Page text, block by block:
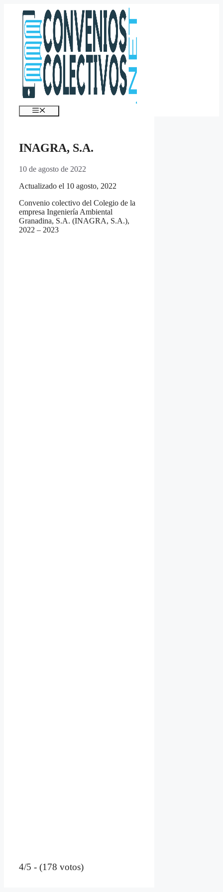
contenido
Menú
INAGRA, S.A.
10 de agosto de 2022
Actualizado el 10 agosto, 2022
Convenio colectivo del Colegio de la
empresa Ingeniería Ambiental
Granadina, S.A. (INAGRA, S.A.),
2022 – 2023
4/5 - (178 votos)